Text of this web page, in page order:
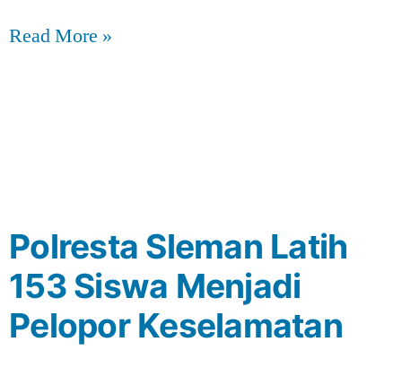
Read More »
Polresta Sleman Latih
153 Siswa Menjadi
Pelopor Keselamatan